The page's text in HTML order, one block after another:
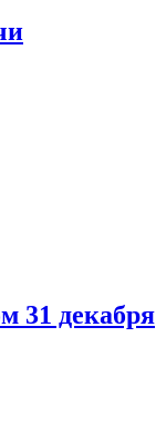
31 декабря